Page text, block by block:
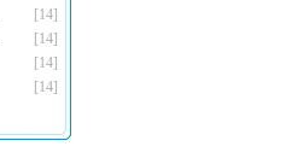
[14]
[14]
[14]
[14]